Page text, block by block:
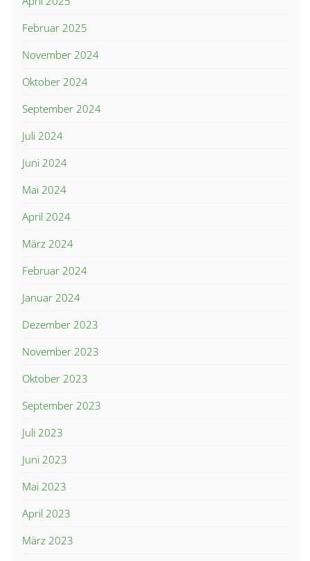
Februar 2025
November 2024
Oktober 2024
September 2024
Juli 2024
Juni 2024
Mai 2024
April 2024
März 2024
Februar 2024
Januar 2024
Dezember 2023
November 2023
Oktober 2023
September 2023
Juli 2023
Juni 2023
Mai 2023
April 2023
März 2023